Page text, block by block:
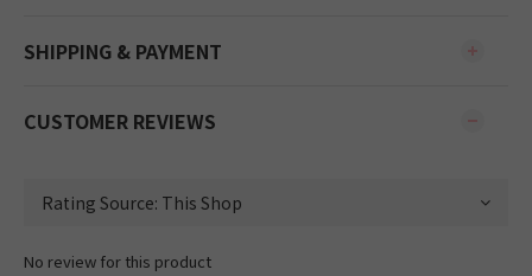
SHIPPING & PAYMENT
CUSTOMER REVIEWS
No review for this product